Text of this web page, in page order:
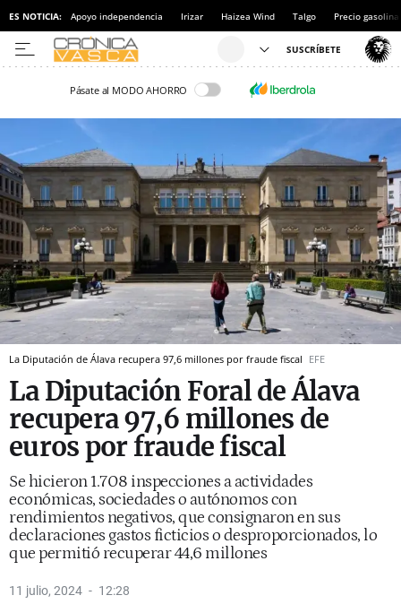
ES NOTICIA: Apoyo independencia Irizar Haizea Wind Talgo Precio gasolina
Pásate al MODO AHORRO
La Diputación de Álava recupera 97,6 millones por fraude fiscal EFE
La Diputación Foral de Álava
recupera 97,6 millones de
euros por fraude fiscal
Se hicieron 1.708 inspecciones a actividades
económicas, sociedades o autónomos con
rendimientos negativos, que consignaron en sus
declaraciones gastos ficticios o desproporcionados, lo
que permitió recuperar 44,6 millones
11 julio, 2024 12:28